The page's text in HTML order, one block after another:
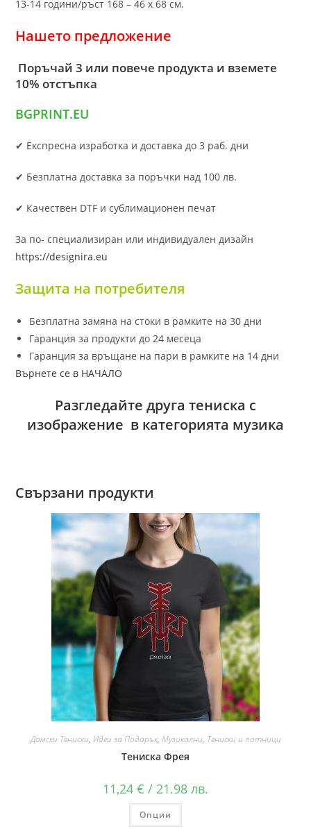
13-14 години/ръст 168 – 46 х 68 см.
Нашето предложение
Поръчай 3 или повече продукта и вземете
10% отстъпка
BGPRINT.EU
✔ Експресна изработка и доставка до 3 раб. дни
✔ Безплатна доставка за поръчки над 100 лв.
✔ Качествен DTF и сублимационен печат
За по- специализиран или индивидуален дизайн
https://designira.eu
Защита на потребителя
Безплатна замяна на стоки в рамките на 30 дни
Гаранция за продукти до 24 месеца
Гаранция за връщане на пари в рамките на 14 дни
Върнете се в НАЧАЛО
Разгледайте друга тениска с
изображение в категорията музика
Свързани продукти
Дамски Тениски, Идеи за Подарък, Музикални, Тениски и потници
Тениска Фрея
11,24 € / 21.98 лв.
Опции